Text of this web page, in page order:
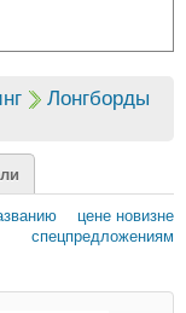
Лонгборды
цене новизне
спецпредложениям